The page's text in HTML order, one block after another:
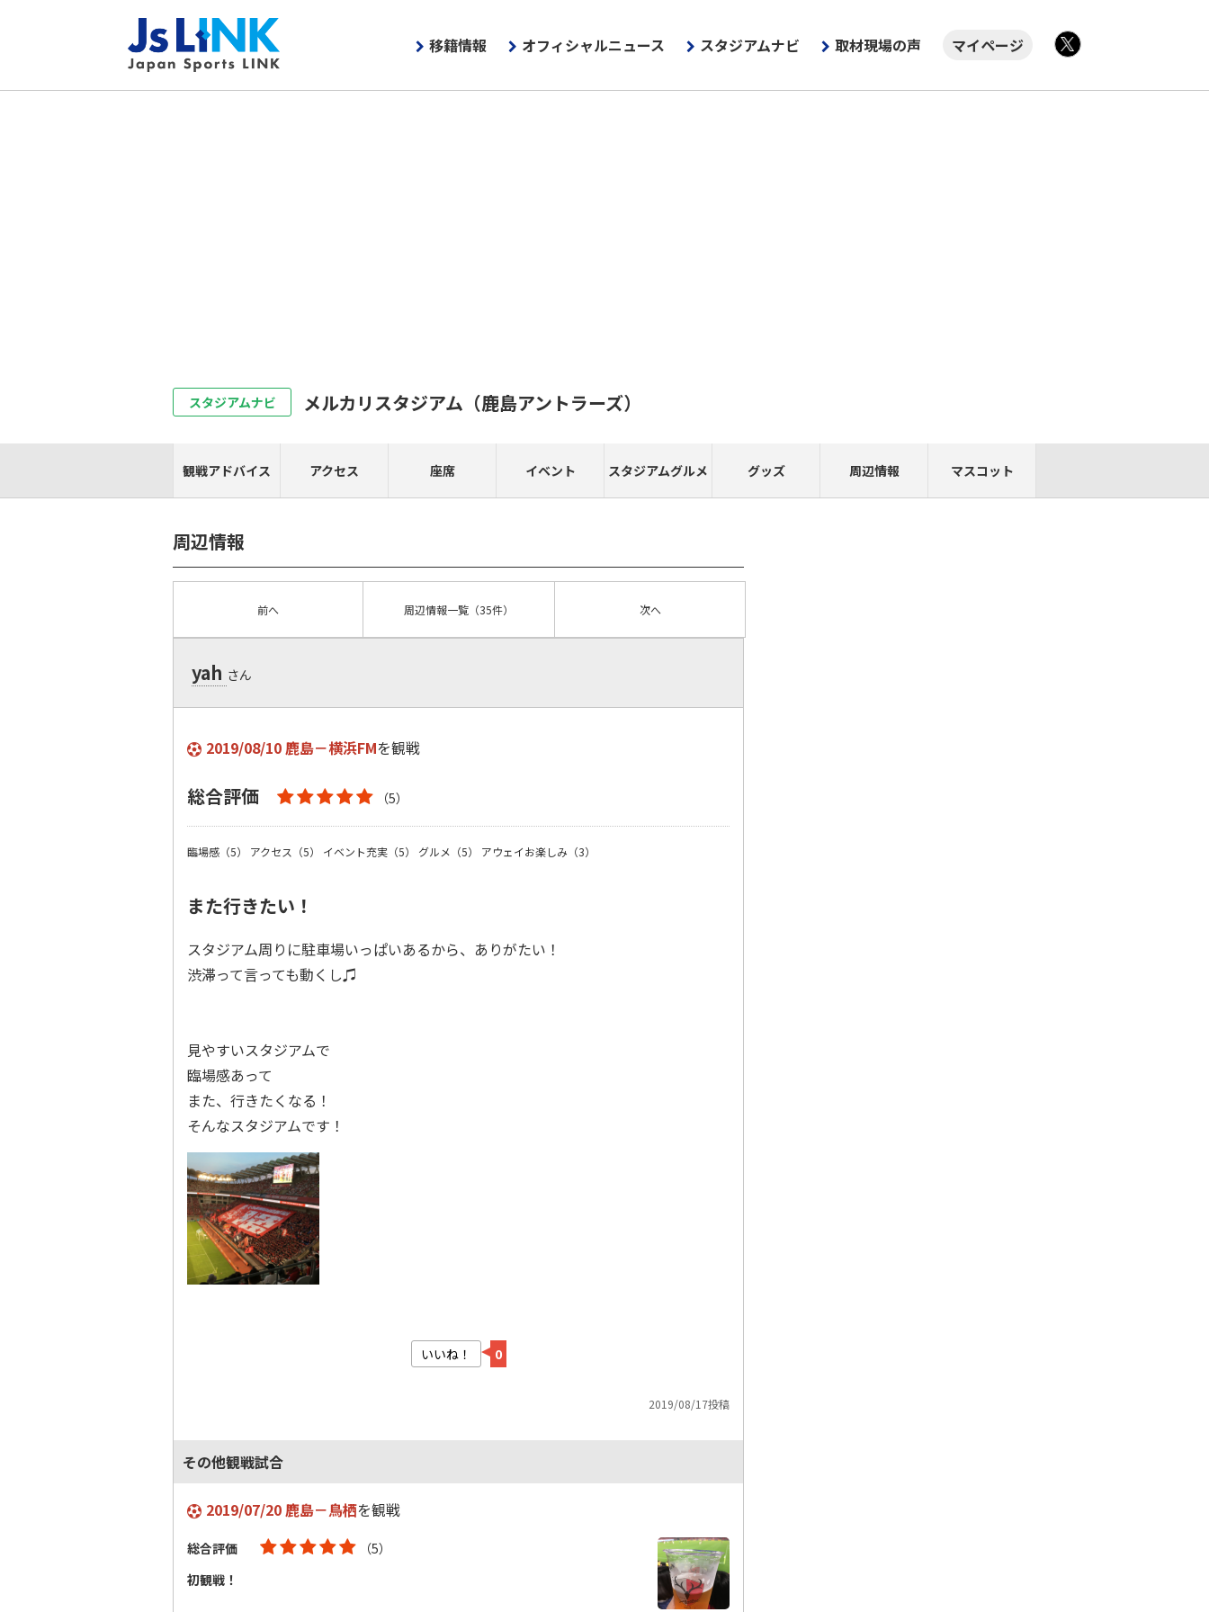
移籍情報 オフィシャルニュース スタジアムナビ 取材現場の声
マイページ
スタジアムナビ メルカリスタジアム （鹿島アントラーズ）
観戦アドバイス アクセス 座席 イベント スタジアムグルメ グッズ 周辺情報 マスコット
周辺情報
前へ 周辺情報一覧 （35件） 次へ
yah さん
2019/08/10 鹿島－横浜FMを観戦
総合評価 （5）
臨場感（5） アクセス（5） イベント充実（5） グルメ（5） アウェイお楽しみ（3）
また行きたい！
スタジアム周りに駐車場いっぱいあるから、ありがたい！
渋滞って言っても動くし♫
見やすいスタジアムで
臨場感あって
また、行きたくなる！
そんなスタジアムです！
いいね！ 0
2019/08/17投稿
その他観戦試合
2019/07/20 鹿島－鳥栖を観戦
総合評価
（5）
初観戦！